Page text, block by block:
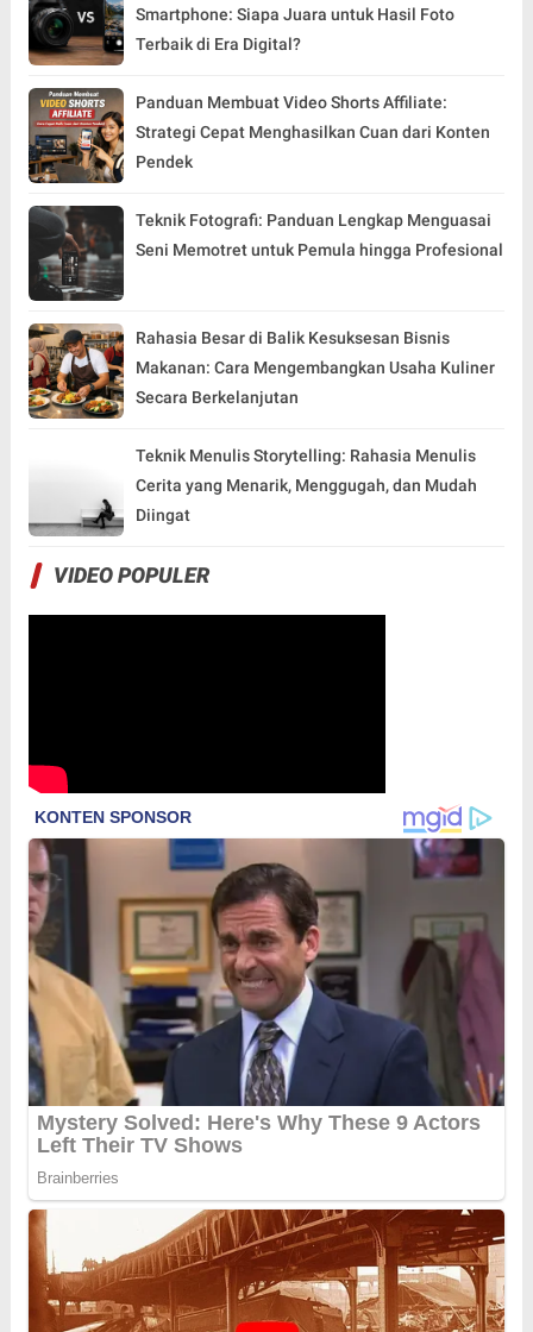
Smartphone: Siapa Juara untuk Hasil Foto
Terbaik di Era Digital?
Panduan Membuat Video Shorts Affiliate:
Strategi Cepat Menghasilkan Cuan dari Konten
Pendek
Teknik Fotografi: Panduan Lengkap Menguasai
Seni Memotret untuk Pemula hingga Profesional
Rahasia Besar di Balik Kesuksesan Bisnis
Makanan: Cara Mengembangkan Usaha Kuliner
Secara Berkelanjutan
Teknik Menulis Storytelling: Rahasia Menulis
Cerita yang Menarik, Menggugah, dan Mudah
Diingat
VIDEO POPULER